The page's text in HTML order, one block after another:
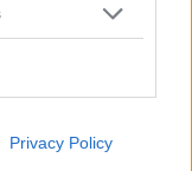
Privacy Policy
z kategorii: